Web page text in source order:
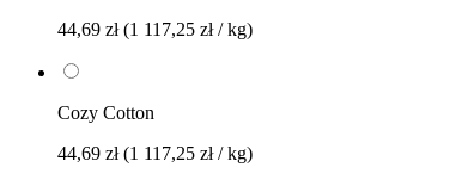
44,69 zł(1 117,25 zł / kg)
Cozy Cotton
44,69 zł(1 117,25 zł / kg)